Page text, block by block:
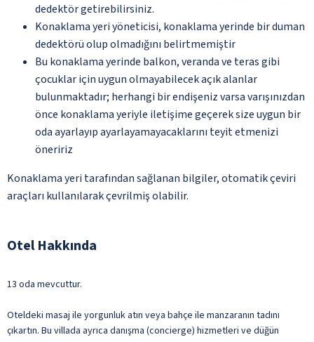
dedektör getirebilirsiniz.
Konaklama yeri yöneticisi, konaklama yerinde bir duman
dedektörü olup olmadığını belirtmemiştir
Bu konaklama yerinde balkon, veranda ve teras gibi
çocuklar için uygun olmayabilecek açık alanlar
bulunmaktadır; herhangi bir endişeniz varsa varışınızdan
önce konaklama yeriyle iletişime geçerek size uygun bir
oda ayarlayıp ayarlayamayacaklarını teyit etmenizi
öneririz
Konaklama yeri tarafından sağlanan bilgiler, otomatik çeviri
araçları kullanılarak çevrilmiş olabilir.
Otel Hakkında
13 oda mevcuttur.
Oteldeki masaj ile yorgunluk atın veya bahçe ile manzaranın tadını
çıkartın. Bu villada ayrıca danışma (concierge) hizmetleri ve düğün